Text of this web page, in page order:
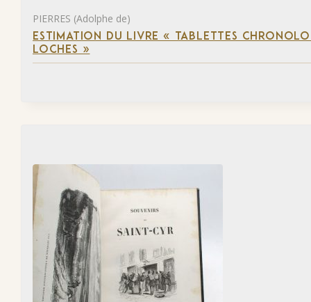
PIERRES (Adolphe de)
ESTIMATION DU LIVRE « TABLETTES
LOCHES »